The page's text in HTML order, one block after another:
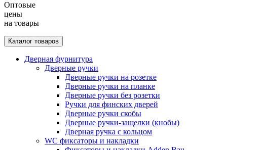
Оптовые
цены
на товары
Каталог товаров
Дверная фурнитура
Дверные ручки
Дверные ручки на розетке
Дверные ручки на планке
Дверные ручки без розетки
Ручки для финских дверей
Дверные ручки скобы
Дверные ручки-защелки (кнобы)
Дверная ручка с кольцом
WC фиксаторы и накладки